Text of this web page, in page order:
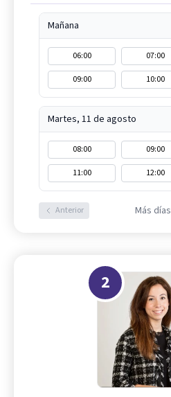
Mañana
06:00 07:00
09:00
10:00
Martes, 11 de agosto
08:00 09:00
11:00
12:00
Anterior Más días
2